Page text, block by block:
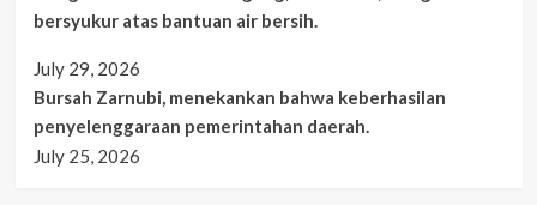
bersyukur atas bantuan air bersih.
July 29, 2026
Bursah Zarnubi, menekankan bahwa keberhasilan
penyelenggaraan pemerintahan daerah.
July 25, 2026